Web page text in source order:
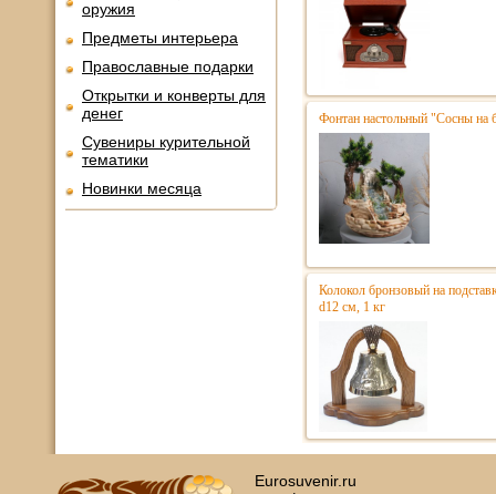
оружия
Предметы интерьера
Православные подарки
Открытки и конверты для
денег
Сувениры курительной
тематики
Новинки месяца
Фонтан настольный "Сосны на
Колокол бронзовый на
d12 см, 1 кг
Eurosuvenir.ru